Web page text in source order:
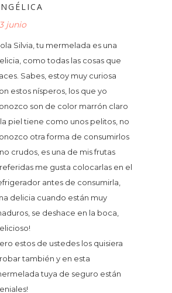
junio
Silvia, tu mermelada es una
como todas las cosas que
Sabes, estoy muy curiosa
estos nísperos, los que yo
son de color marrón claro
piel tiene como unos pelitos, no
otra forma de consumirlos
crudos, es una de mis frutas
me gusta colocarlas en el
antes de consumirla,
delicia cuando están muy
se deshace en la boca,
estos de ustedes los quisiera
también y en esta
tuya de seguro están